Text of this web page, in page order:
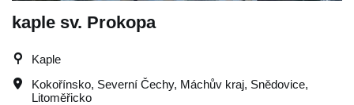
kaple sv. Prokopa
Kaple
Kokořínsko, Severní Čechy, Máchův kraj, Snědovice,
Litoměřicko